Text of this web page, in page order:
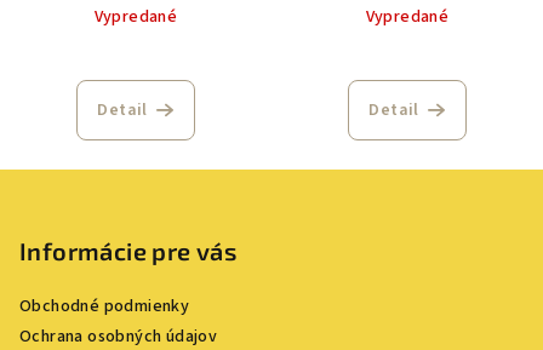
Vypredané
Detail
Vypredané
Detail
Informácie pre vás
Obchodné podmienky
Ochrana osobných údajov